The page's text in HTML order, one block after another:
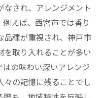
なされ、アレンジメント
えば、西宮市では香り
品種が重視され、神戸市
を取り入れることが多い
の味わい深いアレンジ
々の記憶に残ることでし